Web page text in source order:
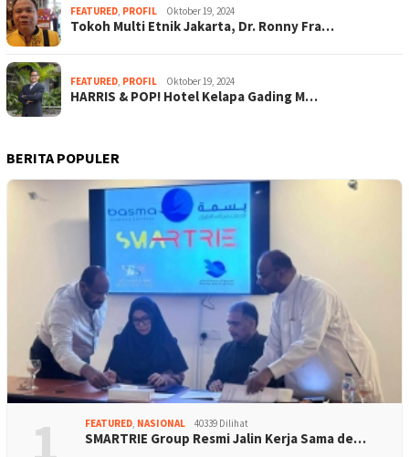
FEATURED, PROFIL Oktober 19, 2024
Tokoh Multi Etnik Jakarta, Dr. Ronny Fra…
FEATURED, PROFIL Oktober 19, 2024
HARRIS & POP! Hotel Kelapa Gading M…
BERITA POPULER
1 FEATURED, NASIONAL 40339 Dilihat
SMARTRIE Group Resmi Jalin Kerja Sama de…